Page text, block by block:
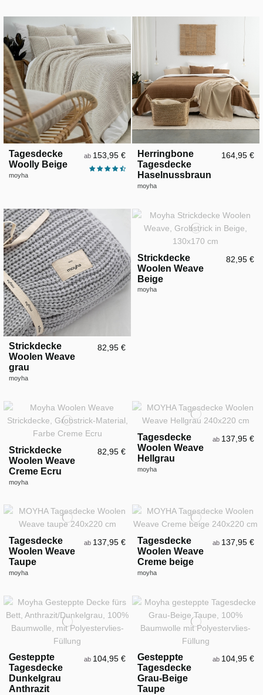
Tagesdecke
Woolly Beige
moyha
ab 153,95 €
Herringbone
Tagesdecke
Haselnussbraun
moyha
164,95 €
Strickdecke
Woolen Weave
grau
moyha
82,95 €
Strickdecke
Woolen Weave
Beige
moyha
82,95 €
Strickdecke
Woolen Weave
Creme Ecru
moyha
82,95 €
Tagesdecke
Woolen Weave
Hellgrau
moyha
ab 137,95 €
Tagesdecke
Woolen Weave
Taupe
moyha
ab 137,95 €
Tagesdecke
Woolen Weave
Creme beige
moyha
ab 137,95 €
Gesteppte
Tagesdecke
Dunkelgrau
Anthrazit
ab 104,95 €
Gesteppte
Tagesdecke
Grau-Beige
Taupe
ab 104,95 €